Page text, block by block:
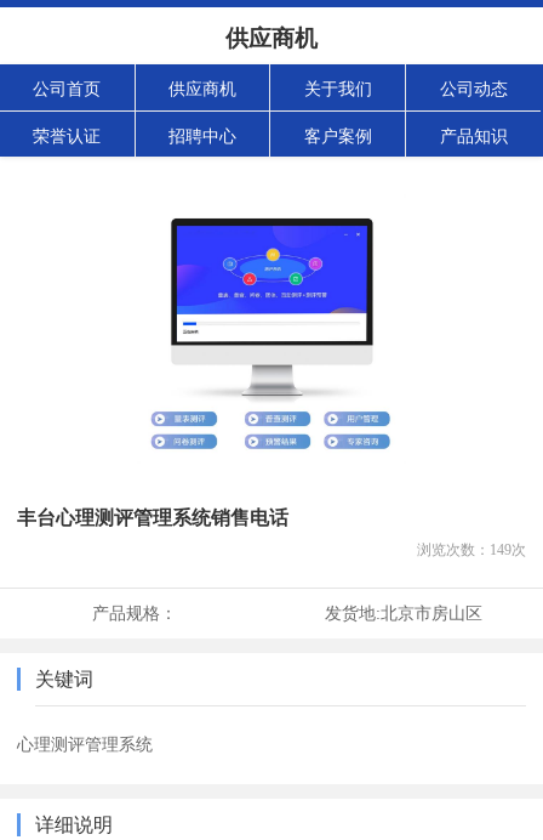
供应商机
公司首页 供应商机 关于我们 公司动态
荣誉认证 招聘中心 客户案例 产品知识
丰台心理测评管理系统销售电话
浏览次数： 149次
产品规格： 发货地:北京市房山区
关键词
心理测评管理系统
详细说明